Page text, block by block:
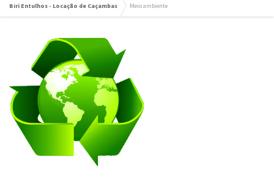
Biri Entulhos - Locação de Caçambas Meio ambiente